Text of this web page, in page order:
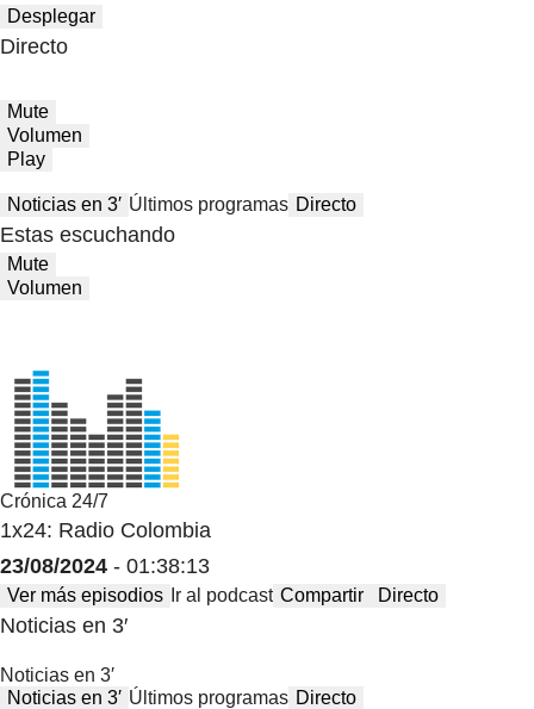
Desplegar
Directo
Mute
Volumen
Play
Noticias en 3′ Últimos programas Directo
Estas escuchando
Mute
Volumen
Crónica 24/7
1x24: Radio Colombia
23/08/2024 - 01:38:13
Ver más episodios Ir al podcast Compartir Directo
Noticias en 3′
Noticias en 3′
Noticias en 3′ Últimos programas Directo